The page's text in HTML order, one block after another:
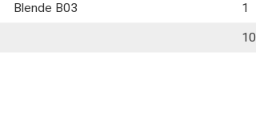
Blende B03 1
10